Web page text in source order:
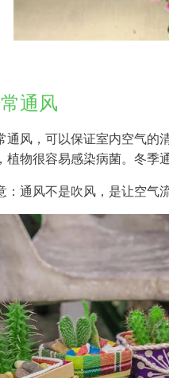
通风
通风，可以保证室内空气的
植物很容易感染病菌。冬季
：通风不是吹风，是让空气